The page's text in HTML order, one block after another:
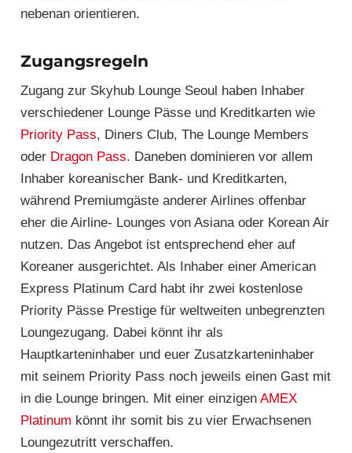
nebenan orientieren.
Zugangsregeln
Zugang zur Skyhub Lounge Seoul haben Inhaber
verschiedener Lounge Pässe und Kreditkarten wie
Priority Pass, Diners Club, The Lounge Members
oder Dragon Pass. Daneben dominieren vor allem
Inhaber koreanischer Bank- und Kreditkarten,
während Premiumgäste anderer Airlines offenbar
eher die Airline- Lounges von Asiana oder Korean Air
nutzen. Das Angebot ist entsprechend eher auf
Koreaner ausgerichtet. Als Inhaber einer American
Express Platinum Card habt ihr zwei kostenlose
Priority Pässe Prestige für weltweiten unbegrenzten
Loungezugang. Dabei könnt ihr als
Hauptkarteninhaber und euer Zusatzkarteninhaber
mit seinem Priority Pass noch jeweils einen Gast mit
in die Lounge bringen. Mit einer einzigen AMEX
Platinum könnt ihr somit bis zu vier Erwachsenen
Loungezutritt verschaffen.